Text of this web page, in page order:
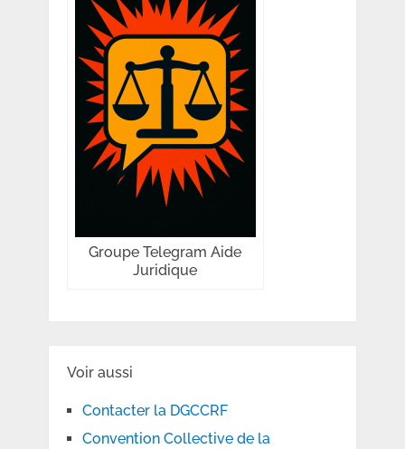
Groupe Telegram Aide
Juridique
Voir aussi
Contacter la DGCCRF
Convention Collective de la